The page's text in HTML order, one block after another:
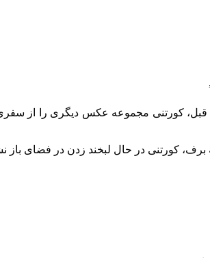
کورتنی در حال لبخند زدن در فضای باز